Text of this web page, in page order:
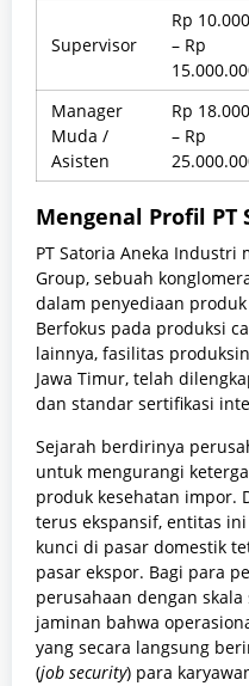
Supervisor
Rp
– Rp
Manager
Muda /
Asisten
Rp
– Rp
Mengenal Profil
PT Satoria Aneka Industri
Group, sebuah
dalam penyediaan
Berfokus pada produksi
lainnya, fasilitas
Jawa Timur, telah
dan standar sertifikasi
Sejarah berdirinya
untuk mengurangi
produk kesehatan impor.
terus ekspansif, entitas
kunci di pasar domestik
pasar ekspor. Bagi para
perusahaan dengan
jaminan bahwa
yang secara langsung
(job security) para